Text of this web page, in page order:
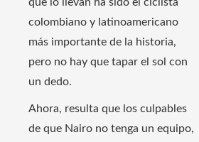
colombiano y latinoamericano
más importante de la historia,
pero no hay que tapar el sol con
un dedo.
Ahora, resulta que los culpables
de que Nairo no tenga un equipo,